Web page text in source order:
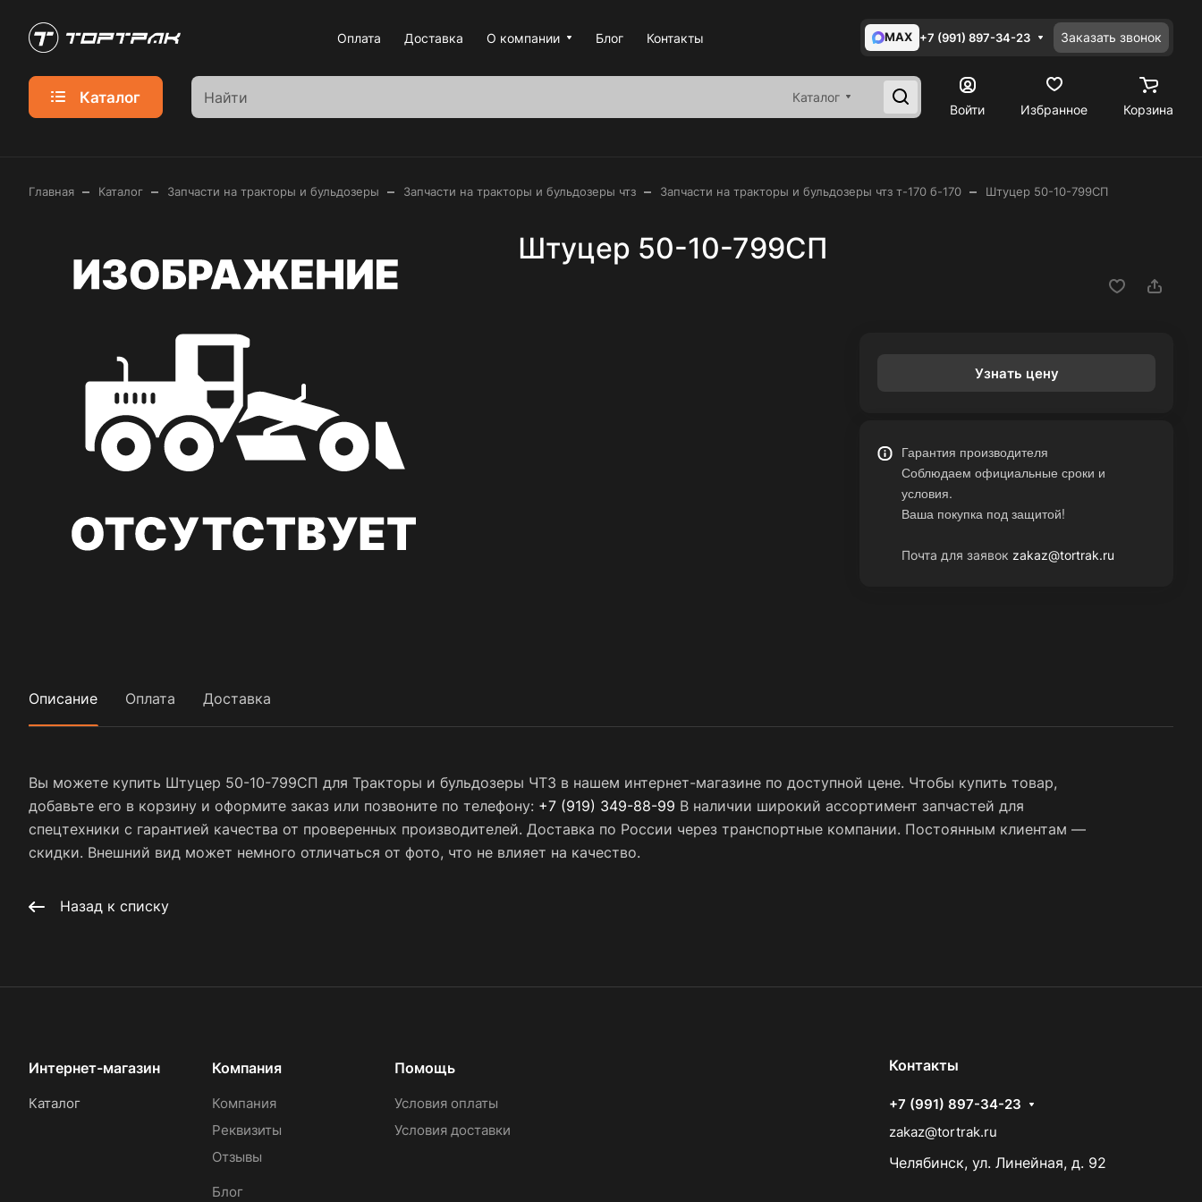
Оплата Доставка О компании Блог Контакты MAX +7 (991) 897-34-23 Заказать звонок
Каталог
Каталог
Войти
Избранное Корзина
Главная – Каталог – Запчасти на тракторы и бульдозеры – Запчасти на тракторы и бульдозеры чтз – Запчасти на тракторы и бульдозеры чтз т-170 б-170 – Штуцер 50-10-799СП
Штуцер 50-10-799СП
Узнать цену
Гарантия производителя
Соблюдаем официальные сроки и
условия.
Ваша покупка под защитой!
Почта для заявок zakaz@tortrak.ru
Описание Оплата Доставка
Вы можете купить Штуцер 50-10-799СП для Тракторы и бульдозеры ЧТЗ в нашем интернет-магазине по доступной цене. Чтобы купить товар,
добавьте его в корзину и оформите заказ или позвоните по телефону: +7 (919) 349-88-99 В наличии широкий ассортимент запчастей для
спецтехники с гарантией качества от проверенных производителей. Доставка по России через транспортные компании. Постоянным клиентам —
скидки. Внешний вид может немного отличаться от фото, что не влияет на качество.
Назад к списку
Интернет-магазин
Каталог
Компания
Компания
Реквизиты
Отзывы
Блог
Помощь
Условия оплаты
Условия доставки
Контакты
+7 (991) 897-34-23
zakaz@tortrak.ru
Челябинск, ул. Линейная, д. 92